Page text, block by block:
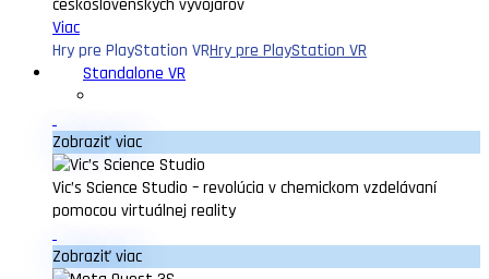
československých vývojárov
Viac
Hry pre PlayStation VRHry pre PlayStation VR
Standalone VR
Zobraziť viac
Vic’s Science Studio – revolúcia v chemickom vzdelávaní
pomocou virtuálnej reality
Zobraziť viac